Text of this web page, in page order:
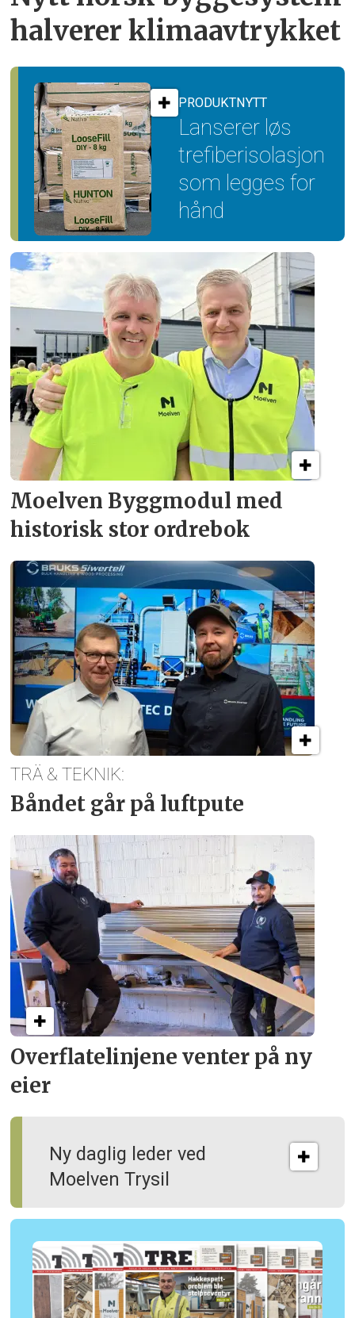
halverer klimaavtrykket
PRODUKTNYTT
Lanserer løs
trefiber­isolasjon
som legges for
hånd
Moelven Byggmodul med
historisk stor ordrebok
Overflate­linjene venter på ny
eier
Ny daglig leder ved
Moelven Trysil
TRÄ & TEKNIK:
Båndet går på luftpute